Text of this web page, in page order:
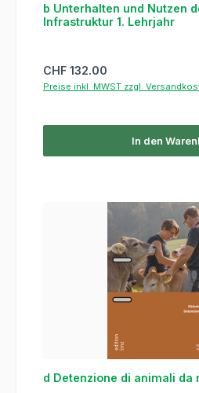
b Unterhalten und Nutzen
Infrastruktur 1. Lehrjahr
Regulärer Preis:
CHF 132.00
Preise inkl. MWST zzgl.
In den
d Detenzione di animali da